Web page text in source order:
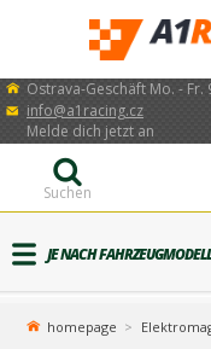
Ostrava-Geschäft Mo. - Fr.
info@a1racing.cz
Melde dich jetzt an
Suchen
JE NACH FAHRZEUGMODELL
homepage